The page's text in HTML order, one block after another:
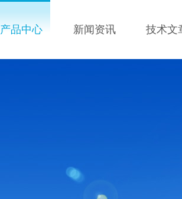
产品中心 新闻资讯 技术文